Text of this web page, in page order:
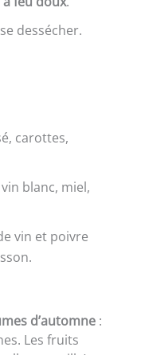
dessécher.
carottes,
blanc, miel,
vin et poivre
d’automne :
Les fruits